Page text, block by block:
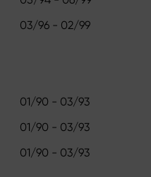
03/96 - 02/99
01/90 - 03/93
01/90 - 03/93
01/90 - 03/93